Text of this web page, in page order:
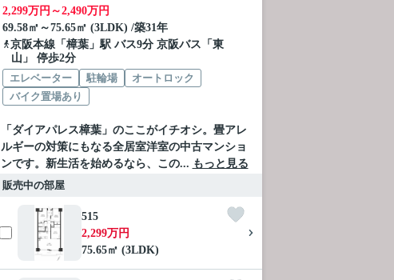
2,299万円～2,490万円
69.58㎡～75.65㎡ (3LDK) /築31年
京阪本線「 樟葉」駅 バス9分 京阪バス「東
山」 停歩2分
エレベーター
駐輪場
オートロック
バイク置場あり
「ダイアパレス樟葉」のここがイチオシ。畳アレ
ルギーの対策にもなる全居室洋室の中古マンショ
ンです。新生活を始めるなら、この... もっと見る
販売中の部屋
515
2,299万円
75.65㎡ (3LDK)